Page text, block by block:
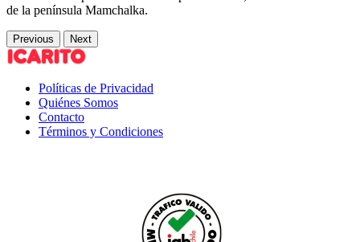
de la península Mamchalka.
Previous Next
Políticas de Privacidad
Quiénes Somos
Contacto
Términos y Condiciones